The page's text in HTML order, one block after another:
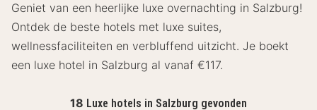
Geniet van een heerlijke luxe overnachting in Salzburg!
Ontdek de beste hotels met luxe suites,
wellnessfaciliteiten en verbluffend uitzicht. Je boekt
een luxe hotel in Salzburg al vanaf €117.
18 Luxe hotels in Salzburg gevonden